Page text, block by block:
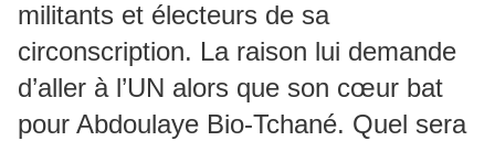
militants et électeurs de sa
circonscription. La raison lui demande
d’aller à l’UN alors que son cœur bat
pour Abdoulaye Bio-Tchané. Quel sera